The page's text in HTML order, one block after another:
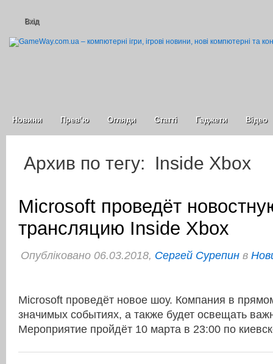
Вхід
Новини Прев’ю Огляди Статті Гаджети Відео
Архив по тегу: Inside Xbox
Microsoft проведёт
трансляцию Inside Xbox
Опубліковано 06.03.2018, Сергей Сурепин в
Microsoft проведёт новое шоу. Компания в
значимых событиях, а также будет освещать
Мероприятие пройдёт 10 марта в 23:00 по